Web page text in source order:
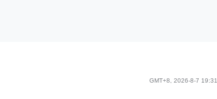
GMT+8, 2026-8-7 19:31